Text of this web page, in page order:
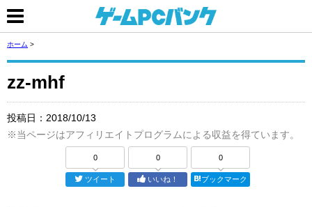
ホーム >
zz-mhf
投稿日： 2018/10/13
※当ページはアフィリエイトプログラムによる収益を得ています。
0
ツイート
0
いいね！
0
ブックマーク